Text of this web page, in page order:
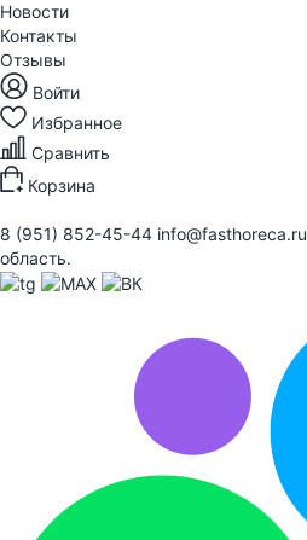
Новости
Контакты
Отзывы
Войти
Избранное
Сравнить
Корзина
8 (951) 852-45-44 info@fasthoreca.ru
область.